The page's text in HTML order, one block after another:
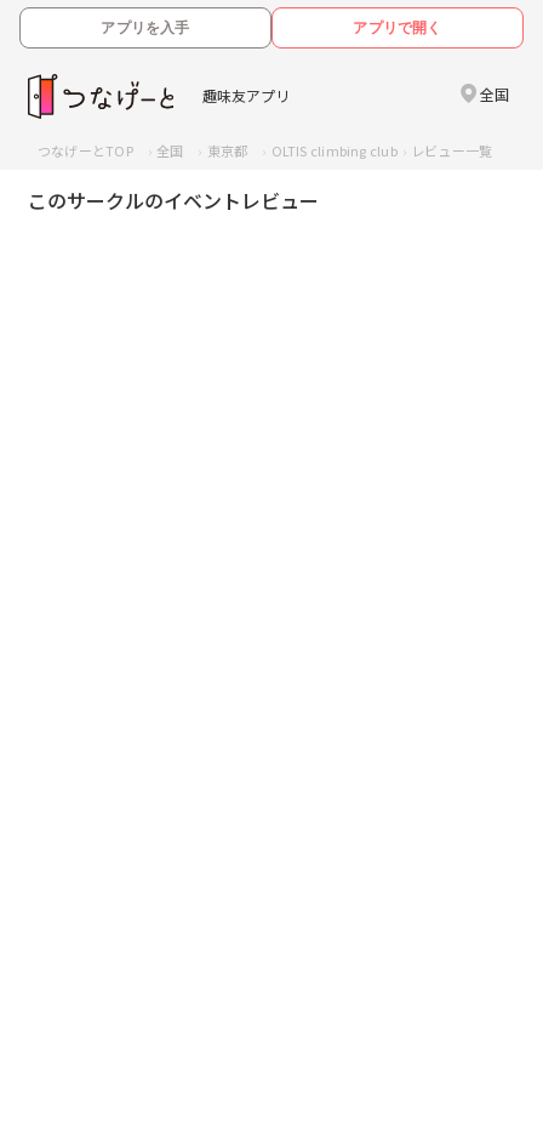
アプリを入手 アプリで開く
趣味友アプリ 全国
つなげーとTOP 全国 東京都 OLTIS climbing club レビュー一覧
このサークルのイベントレビュー